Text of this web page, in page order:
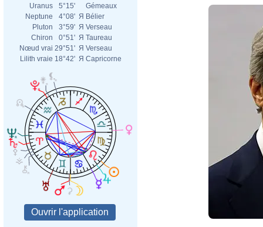
Uranus
5°15'
Gémeaux
Neptune
4°08' Я Bélier
Pluton
3°59' Я Verseau
Chiron
0°51' Я Taureau
Nœud vrai 29°51' Я Verseau
Lilith vraie 18°42' Я Capricorne